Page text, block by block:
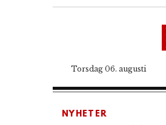
Torsdag 06. augusti
NYHETER